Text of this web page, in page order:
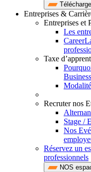
Entreprises &
Entreprises et
Les
Taxe
Recruter nos
Stage /
Nos
Réservez un
professionnels
NOS